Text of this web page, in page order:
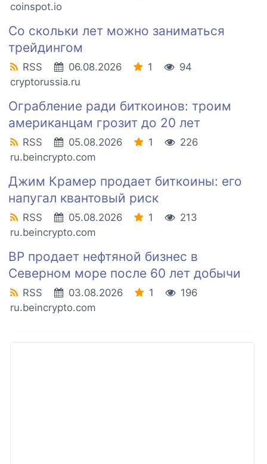
coinspot.io
Со скольки лет можно заниматься
трейдингом
RSS 06.08.2026 1
94
cryptorussia.ru
Ограбление ради биткоинов: троим
американцам грозит до 20 лет
RSS 05.08.2026 1
226
ru.beincrypto.com
Джим Крамер продает биткоины: его
напугал квантовый риск
RSS 05.08.2026 1
213
ru.beincrypto.com
BP продает нефтяной бизнес в
Северном море после 60 лет добычи
RSS 03.08.2026 1
196
ru.beincrypto.com